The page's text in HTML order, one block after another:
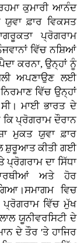
ਕੁਮਾਰੀ ਆਨੰਦ
ਫ਼ਾਰ ਵਿਕਸਤ
ਪ੍ਰੋਗਰਾਮ
ਵਿੱਚ ਨਸ਼ਿਆਂ
ਕਰਨਾ, ਉਨ੍ਹਾਂ ਨੂੰ
ਅਪਣਾਉਣ ਲਈ
ਵਿੱਚ ਉਨ੍ਹਾਂ
ਸੀ। ਮਾਈ ਭਾਰਤ ਦੇ
ਪ੍ਰੋਗਰਾਮ ਦੌਰਾਨ
ਮੁਕਤ ਯੁਵਾ ਫ਼ਾਰ
ਸ਼ੁਰੂਆਤ ਕੀਤੀ ਗਈ
ਦਾ ਸਿੱਧਾ
ਅਤੇ ਹੋਰ
ਵਿਚ
ਪ੍ਰੋਗਰਾਮ ਵਿੱਚ ਮੁੱਖ
ਯੂਨੀਵਰਸਿਟੀ ਦੇ
ਦੇ ਤੌਰ 'ਤੇ ਹਾਜਿਰ